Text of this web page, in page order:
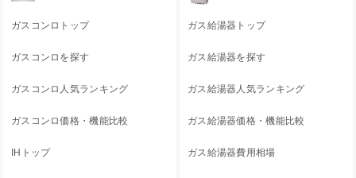
ガスコンロトップ
ガスコンロを探す
ガスコンロ人気ランキング
ガスコンロ価格・機能比較
IHトップ
ガス給湯器トップ
ガス給湯器を探す
ガス給湯器人気ランキング
ガス給湯器価格・機能比較
ガス給湯器費用相場